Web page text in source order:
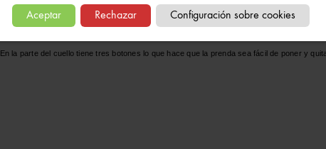
Aceptar Rechazar Configuración sobre cookies
la parte del cuello tiene tres botones lo que hace que la prenda sea fácil de poner y